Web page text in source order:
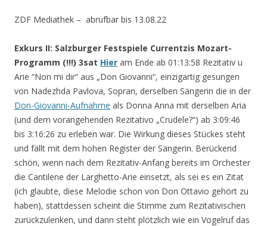
ZDF Mediathek – abrufbar bis 13.08.22
Exkurs II: Salzburger Festspiele Currentzis Mozart-
Programm (!!!) 3sat Hier am Ende ab 01:13:58 Rezitativ u
Arie “Non mi dir“ aus „Don Giovanni“, einzigartig gesungen
von Nadezhda Pavlova, Sopran, derselben Sängerin die in der
Don-Giovanni-Aufnahme als Donna Anna mit derselben Aria
(und dem vorangehenden Rezitativo „Crudele?“) ab 3:09:46
bis 3:16:26 zu erleben war. Die Wirkung dieses Stückes steht
und fällt mit dem hohen Register der Sängerin. Berückend
schön, wenn nach dem Rezitativ-Anfang bereits im Orchester
die Cantilene der Larghetto-Arie einsetzt, als sei es ein Zitat
(ich glaubte, diese Melodie schon von Don Ottavio gehört zu
haben), stattdessen scheint die Stimme zum Rezitativischen
zurückzulenken, und dann steht plötzlich wie ein Vogelruf das